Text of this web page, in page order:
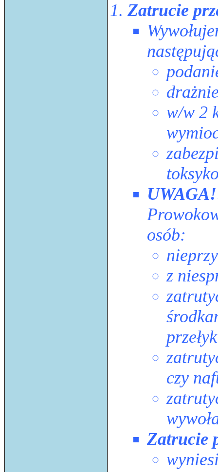
Zatrucie
w/w 2
osób:
z
przełyk
czy
Zatrucie